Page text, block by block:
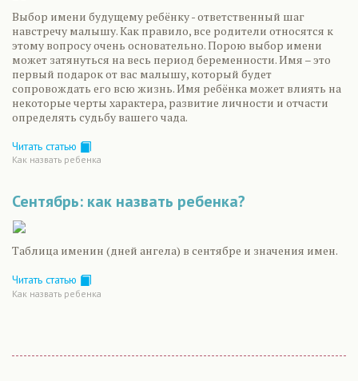
Выбор имени будущему ребёнку - ответственный шаг
навстречу малышу. Как правило, все родители относятся к
этому вопросу очень основательно. Порою выбор имени
может затянуться на весь период беременности. Имя – это
первый подарок от вас малышу, который будет
сопровождать его всю жизнь. Имя ребёнка может влиять на
некоторые черты характера, развитие личности и отчасти
определять судьбу вашего чада.
Читать статью
Как назвать ребенка
Сентябрь: как назвать ребенка?
Таблица именин (дней ангела) в сентябре и значения имен.
Читать статью
Как назвать ребенка